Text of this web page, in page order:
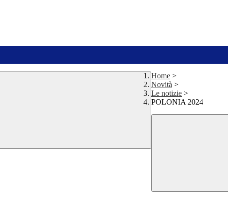
Home >
Novità >
Le notizie >
POLONIA 2024